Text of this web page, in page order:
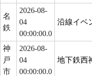
名
鉄
2026-08-
04
00:00:00.0
沿線イベ
神
戸
市
2026-08-
04
00:00:00.0
地下鉄西